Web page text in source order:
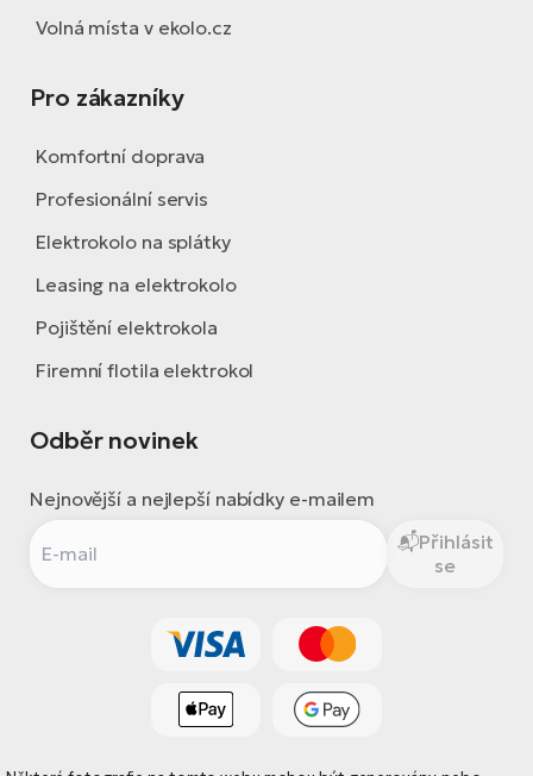
Volná místa v ekolo.cz
Pro zákazníky
Komfortní doprava
Profesionální servis
Elektrokolo na splátky
Leasing na elektrokolo
Pojištění elektrokola
Firemní flotila elektrokol
Odběr novinek
Nejnovější a nejlepší nabídky e-mailem
Přihlásit
se